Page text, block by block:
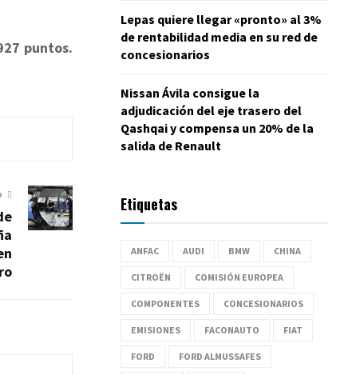
puntos.
Lepas quiere llegar «pronto» al 3%
de rentabilidad media en su red de
concesionarios
Nissan Ávila consigue la
adjudicación del eje trasero del
Qashqai y compensa un 20% de la
salida de Renault
Etiquetas
ANFAC AUDI BMW CHINA
CITROËN COMISIÓN EUROPEA
COMPONENTES CONCESIONARIOS
EMISIONES FACONAUTO FIAT
FORD FORD ALMUSSAFES